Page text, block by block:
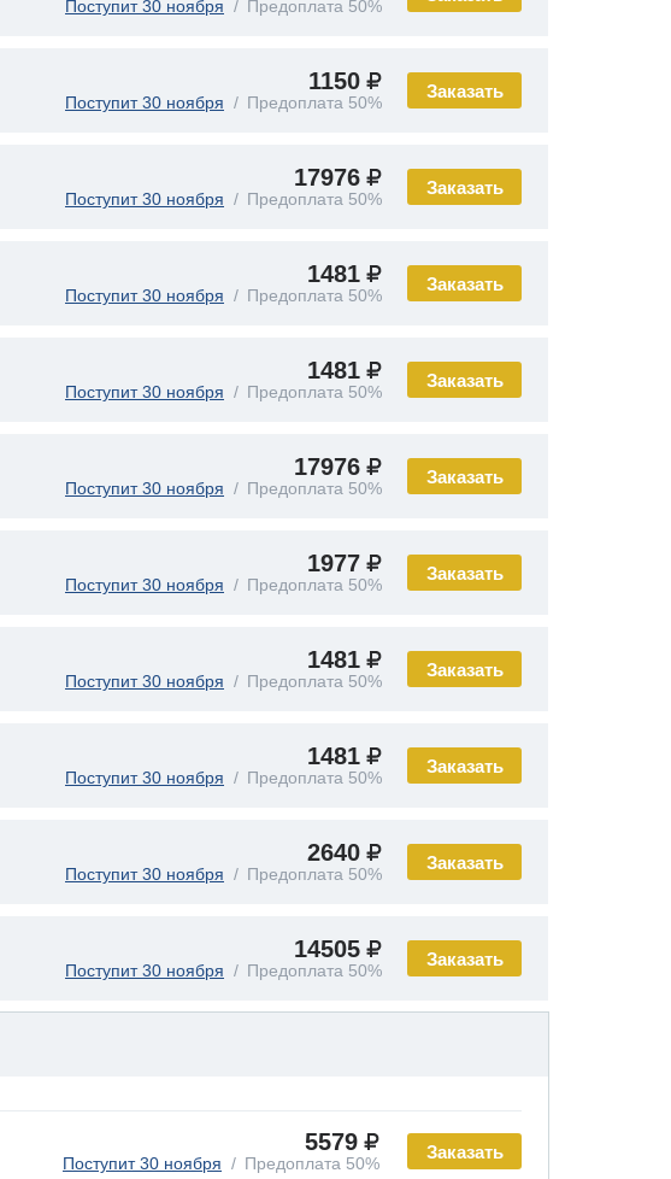
Поступит 30 ноября Предоплата 50%
Заказать
1150
Поступит 30 ноября Предоплата 50%
Заказать
17976
Поступит 30 ноября Предоплата 50%
Заказать
1481
Поступит 30 ноября Предоплата 50%
Заказать
1481
Поступит 30 ноября Предоплата 50%
Заказать
17976
Поступит 30 ноября Предоплата 50%
Заказать
1977
Поступит 30 ноября Предоплата 50%
Заказать
1481
Поступит 30 ноября Предоплата 50%
Заказать
1481
Поступит 30 ноября Предоплата 50%
Заказать
2640
Поступит 30 ноября Предоплата 50%
Заказать
14505
Поступит 30 ноября Предоплата 50%
Заказать
5579
Поступит 30 ноября Предоплата 50%